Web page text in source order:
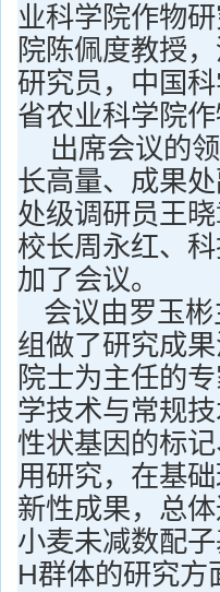
业科学院作物
院陈佩度教授
研究员，中国
省农业科学院
出席会议的
长高量、成果
处级调研员王
校长周永红、
加了会议。
会议由罗玉
组做了研究成
院士为主任的
学技术与常规
性状基因的标
用研究，在基
新性成果，总
小麦未减数配
H群体的研究方